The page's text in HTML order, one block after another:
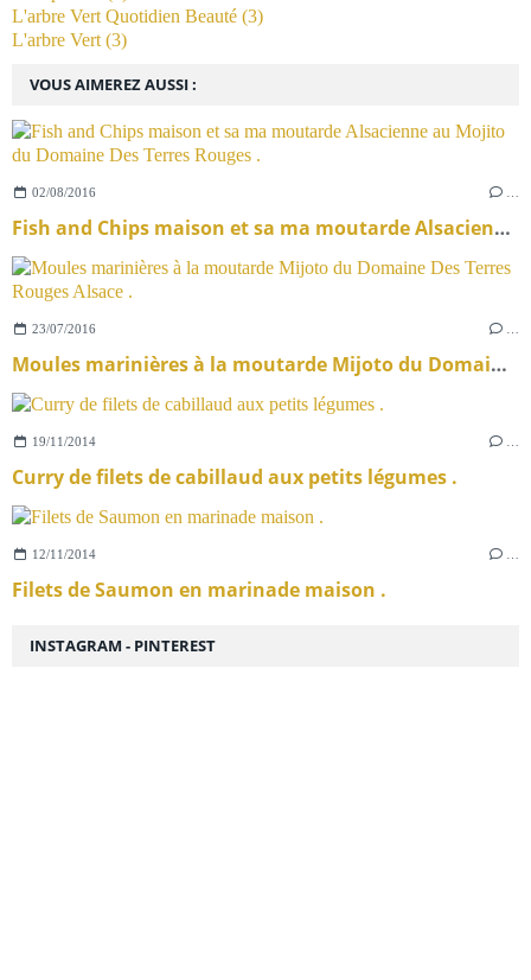
VOUS AIMEREZ AUSSI :
02/08/2016
Fish and Chips maison et sa ma moutarde Alsacienne au Mojito du Domaine Des Terres Rouges .
23/07/2016
Moules marinières à la moutarde Mijoto du Domaine Des Terres Rouges Alsace .
19/11/2014
Curry de filets de cabillaud aux petits légumes .
12/11/2014
Filets de Saumon en marinade maison .
L'arbre Vert Quotidien Beauté (3)
L'arbre Vert (3)
INSTAGRAM - PINTEREST